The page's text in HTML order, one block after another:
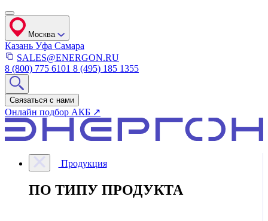
Москва
Казань Уфа Самара
SALES@ENERGON.RU
8 (800) 775 6101 8 (495) 185 1355
Связаться с нами
Онлайн подбор АКБ ↗
Продукция
ПО ТИПУ ПРОДУКТА